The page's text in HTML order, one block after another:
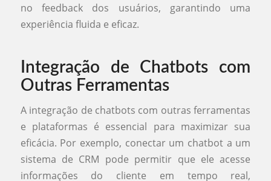
no feedback dos usuários, garantindo uma
experiência fluida e eficaz.
Integração de Chatbots com
Outras Ferramentas
A integração de chatbots com outras ferramentas
e plataformas é essencial para maximizar sua
eficácia. Por exemplo, conectar um chatbot a um
sistema de CRM pode permitir que ele acesse
informações do cliente em tempo real,